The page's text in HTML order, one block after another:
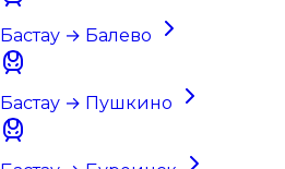
Бастау → Балево
Бастау → Пушкино